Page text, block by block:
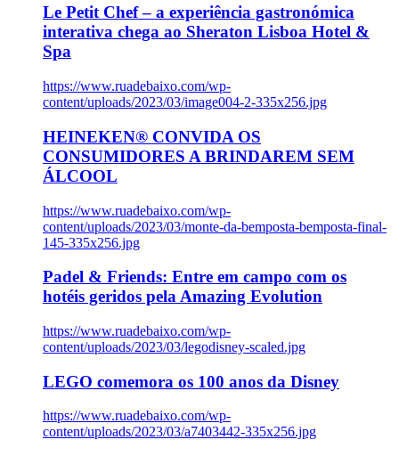
Le Petit Chef – a experiência gastronómica
interativa chega ao Sheraton Lisboa Hotel &
Spa
https://www.ruadebaixo.com/wp-
content/uploads/2023/03/image004-2-335x256.jpg
HEINEKEN® CONVIDA OS
CONSUMIDORES A BRINDAREM SEM
ÁLCOOL
https://www.ruadebaixo.com/wp-
content/uploads/2023/03/monte-da-bemposta-bemposta-final-
145-335x256.jpg
Padel & Friends: Entre em campo com os
hotéis geridos pela Amazing Evolution
https://www.ruadebaixo.com/wp-
content/uploads/2023/03/legodisney-scaled.jpg
LEGO comemora os 100 anos da Disney
https://www.ruadebaixo.com/wp-
content/uploads/2023/03/a7403442-335x256.jpg